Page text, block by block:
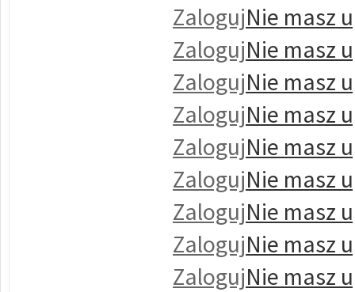
ZalogujNie masz
ZalogujNie masz
ZalogujNie masz
ZalogujNie masz
ZalogujNie masz
ZalogujNie masz
ZalogujNie masz
ZalogujNie masz
ZalogujNie masz